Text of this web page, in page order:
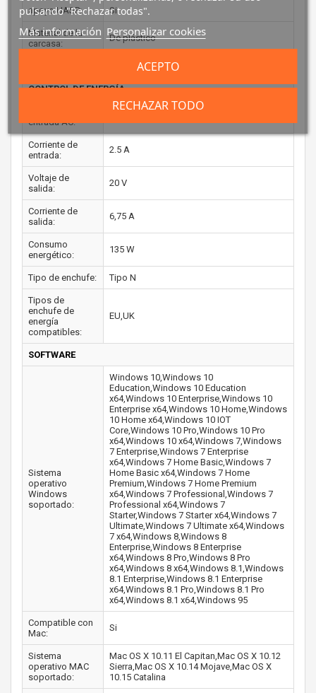
apoyo UASP: Si
Material de la
carcasa:
De plástico
CE, FCC, REACH
CONTROL DE ENERGÍA
entrada AC:
Corriente de
entrada:
2.5 A
Voltaje de
salida:
20 V
Corriente de
salida:
6,75 A
Consumo
energético:
135 W
Tipo de enchufe: Tipo N
Tipos de
enchufe de
energía
compatibles:
EU,UK
SOFTWARE
Sistema
operativo
Windows
soportado:
Windows 10,Windows 10
Education,Windows 10 Education
x64,Windows 10 Enterprise,Windows 10
Enterprise x64,Windows 10 Home,Windows
10 Home x64,Windows 10 IOT
Core,Windows 10 Pro,Windows 10 Pro
x64,Windows 10 x64,Windows 7,Windows
7 Enterprise,Windows 7 Enterprise
x64,Windows 7 Home Basic,Windows 7
Home Basic x64,Windows 7 Home
Premium,Windows 7 Home Premium
x64,Windows 7 Professional,Windows 7
Professional x64,Windows 7
Starter,Windows 7 Starter x64,Windows 7
Ultimate,Windows 7 Ultimate x64,Windows
7 x64,Windows 8,Windows 8
Enterprise,Windows 8 Enterprise
x64,Windows 8 Pro,Windows 8 Pro
x64,Windows 8 x64,Windows 8.1,Windows
8.1 Enterprise,Windows 8.1 Enterprise
x64,Windows 8.1 Pro,Windows 8.1 Pro
x64,Windows 8.1 x64,Windows 95
Compatible con
Mac:
Si
Sistema
operativo MAC
soportado:
Mac OS X 10.11 El Capitan,Mac OS X 10.12
Sierra,Mac OS X 10.14 Mojave,Mac OS X
10.15 Catalina
pulsando "Rechazar todas".
Más información Personalizar cookies
RECHAZAR TODO
ACEPTO